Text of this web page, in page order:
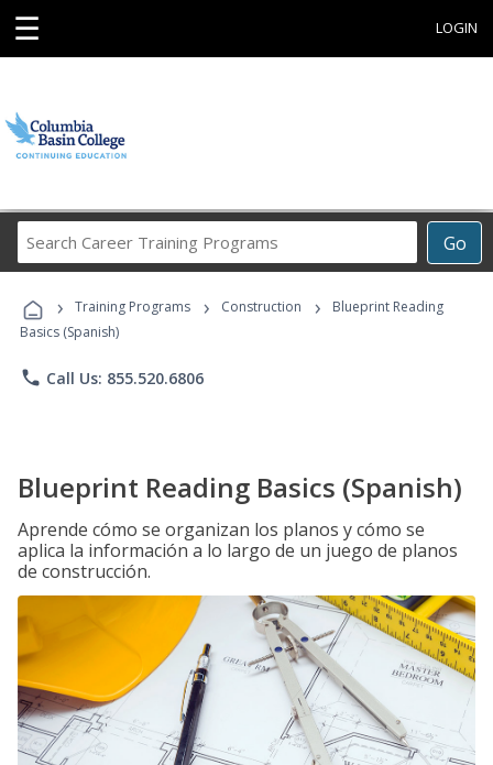
☰ LOGIN
Go
Career
Programs
› Training Programs › Construction ›
Blueprint Reading
Basics (Spanish)
phone Call Us: 855.520.6806
Blueprint Reading Basics (Spanish)
Aprende cómo se organizan los planos y cómo se
aplica la información a lo largo de un juego de planos
de construcción.